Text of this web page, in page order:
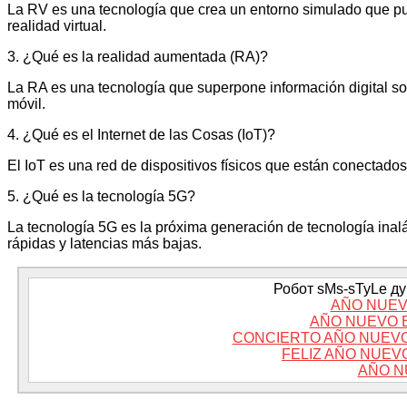
La RV es una tecnología que crea un entorno simulado que
realidad virtual.
3. ¿Qué es la realidad aumentada (RA)?
La RA es una tecnología que superpone información digital
móvil.
4. ¿Qué es el Internet de las Cosas (IoT)?
El IoT es una red de dispositivos físicos que están
5. ¿Qué es la tecnología 5G?
La tecnología 5G es la próxima generación de tecnología
rápidas y latencias más bajas.
Робот sMs-sTyLe
AÑO
AÑO NUEVO
CONCIERTO AÑO
FELIZ AÑO
AÑO